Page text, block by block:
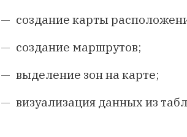
создание карты
создание маршрутов;
выделение зон на карте;
визуализация данных из